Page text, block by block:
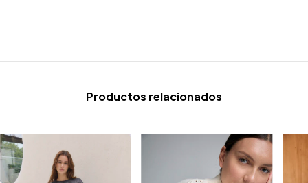
Productos relacionados